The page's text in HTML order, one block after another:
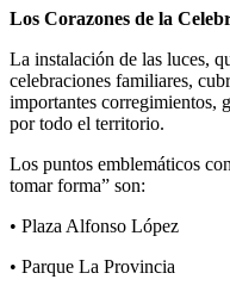
Los Corazones de la
La instalación de las luces,
celebraciones familiares,
importantes corregimientos,
por todo el territorio.
Los puntos emblemáticos
tomar forma” son:
• Plaza Alfonso López
• Parque La Provincia